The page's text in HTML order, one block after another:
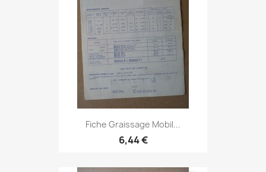
Fiche Graissage Mobil...
6,44 €